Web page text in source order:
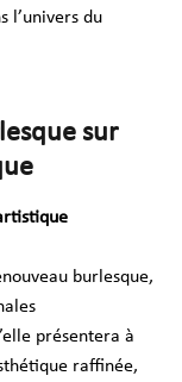
l’univers du
sur
burlesque,
présentera à
raffinée,